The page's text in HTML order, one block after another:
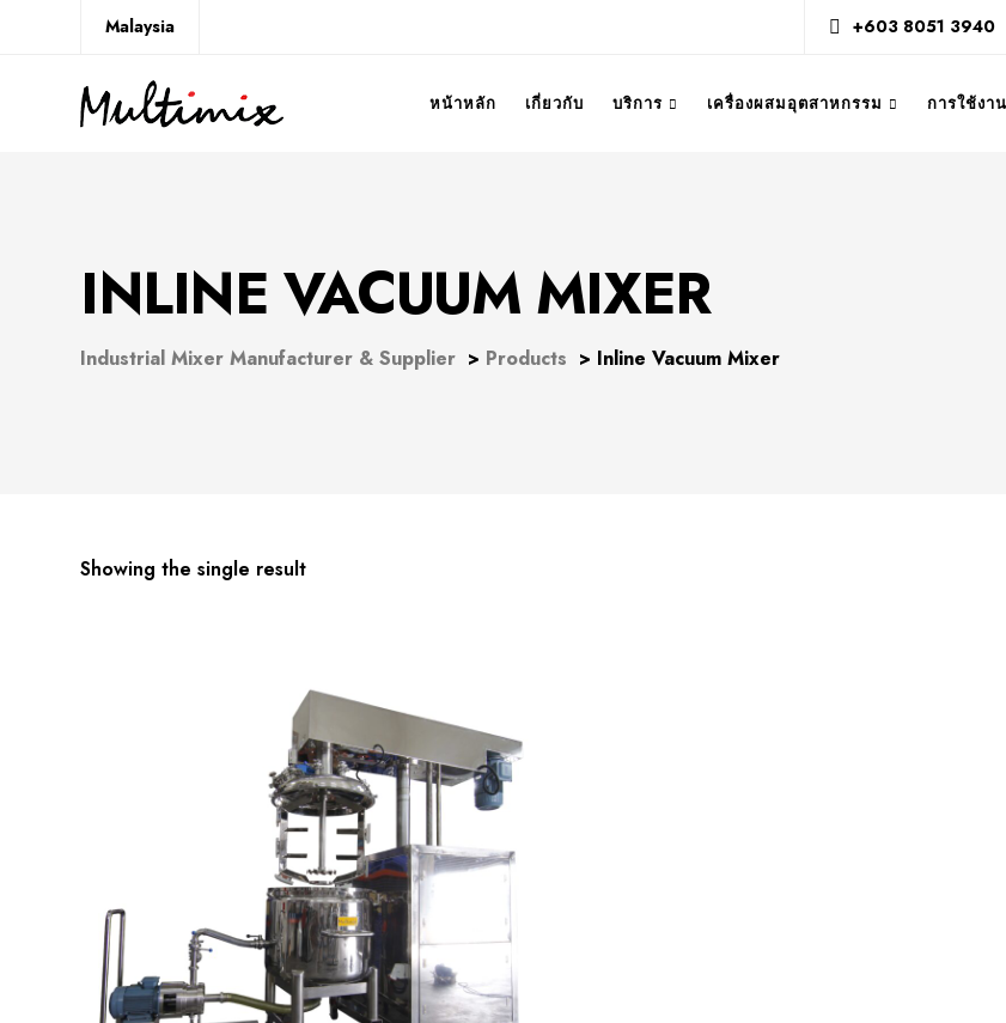
Malaysia +603 8051 3940
หน้าหลัก เกี่ยวกับ บริการ เครื่องผสมอุตสาหกรรม การใช้งา
INLINE VACUUM MIXER
Industrial Mixer Manufacturer & Supplier > Products > Inline Vacuum Mixer
Showing the single result